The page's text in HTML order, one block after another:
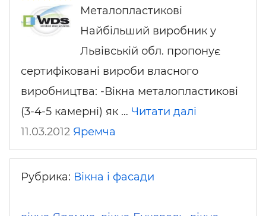
Металопластикові
Найбільший виробник у
Львівській обл. пропонує
сертифіковані вироби власного
виробництва: -Вікна металопластикові
(3-4-5 камерні) як … Читати далі
11.03.2012 Яремча
Рубрика: Вікна і фасади